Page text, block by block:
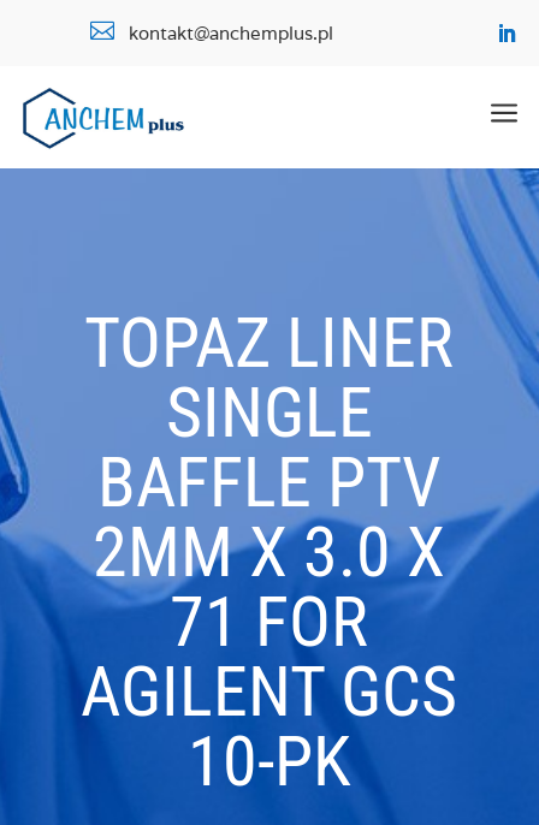
 kontakt@anchemplus.pl
a
TOPAZ LINER
SINGLE
BAFFLE PTV
2MM X 3.0 X
71 FOR
AGILENT GCS
10-PK